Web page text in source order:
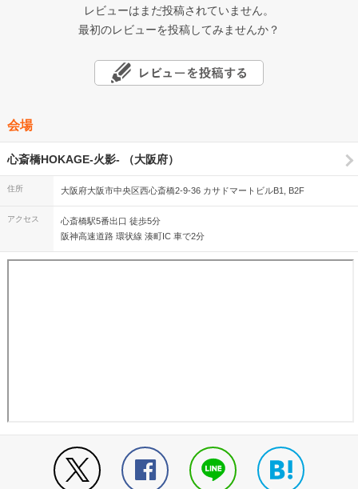
レビューはまだ投稿されていません。
最初のレビューを投稿してみませんか？
会場
心斎橋HOKAGE-火影- （大阪府）
住所 大阪府大阪市中央区西心斎橋2-9-36 カサドマートビルB1, B2F
アクセス
心斎橋駅5番出口 徒歩5分
阪神高速道路 環状線 湊町IC 車で2分